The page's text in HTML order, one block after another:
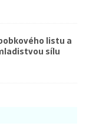
listu a
sílu